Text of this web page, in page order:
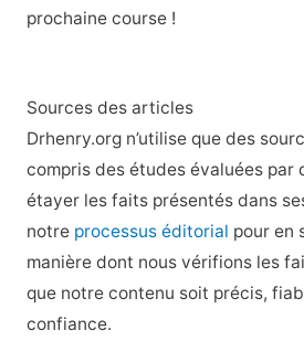
prochaine course !
Sources des articles
Drhenry.org n’utilise que des
compris des études évaluées par
étayer les faits présentés dans
notre processus éditorial pour en
manière dont nous vérifions les
que notre contenu soit précis,
confiance.